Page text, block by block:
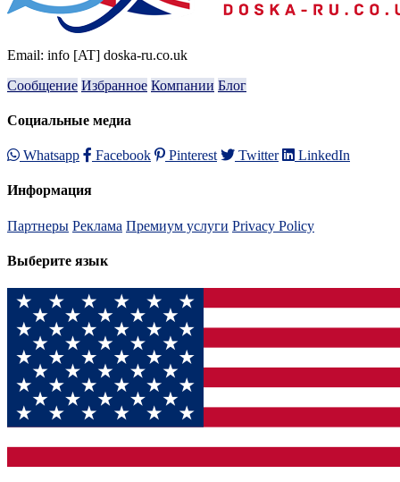
Email: info [AT] doska-ru.co.uk
Сообщение Избранное Компании Блог
Социальные медиа
Whatsapp Facebook Pinterest Twitter LinkedIn
Информация
Партнеры Реклама Премиум услуги Privacy Policy
Выберите язык